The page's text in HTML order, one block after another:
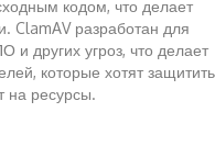
кодом, что делает
ClamAV разработан для
и других угроз, что делает
которые хотят защитить
на ресурсы.